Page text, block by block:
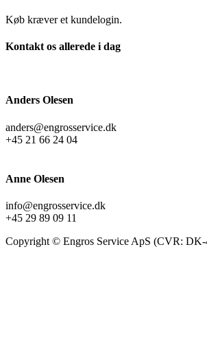
Køb kræver et kundelogin.
Kontakt os allerede i dag
Anders Olesen
anders@engrosservice.dk
+45 21 66 24 04
Anne Olesen
info@engrosservice.dk
+45 29 89 09 11
Copyright © Engros Service ApS (CVR: